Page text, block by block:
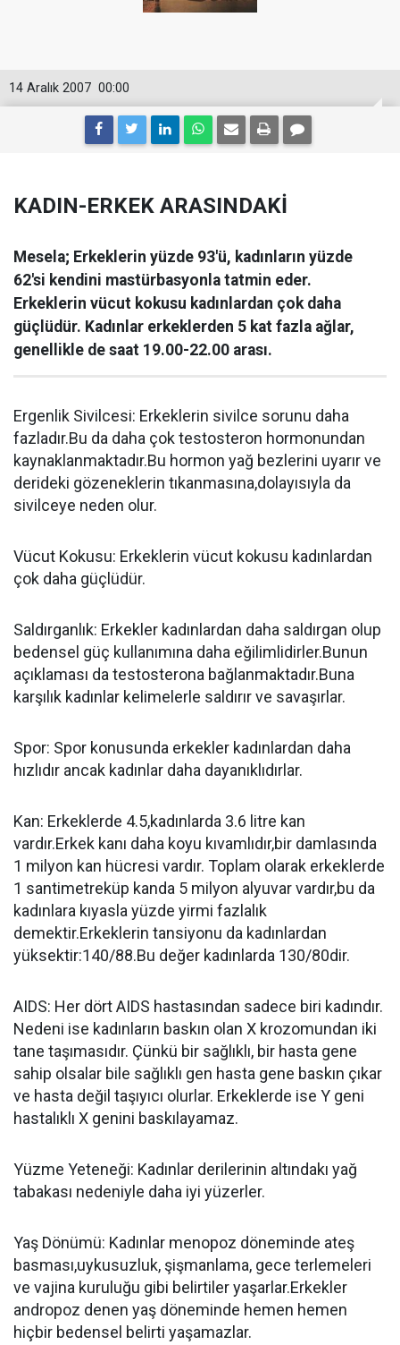
00:00
14 Aralık 2007
KADIN-ERKEK ARASINDAKİ
Mesela; Erkeklerin yüzde 93'ü, kadınların yüzde
62'si kendini mastürbasyonla tatmin eder.
Erkeklerin vücut kokusu kadınlardan çok daha
güçlüdür. Kadınlar erkeklerden 5 kat fazla ağlar,
genellikle de saat 19.00-22.00 arası.
Ergenlik Sivilcesi: Erkeklerin sivilce sorunu daha
fazladır.Bu da daha çok testosteron hormonundan
kaynaklanmaktadır.Bu hormon yağ bezlerini uyarır ve
derideki gözeneklerin tıkanmasına,dolayısıyla da
sivilceye neden olur.
Vücut Kokusu: Erkeklerin vücut kokusu kadınlardan
çok daha güçlüdür.
Saldırganlık: Erkekler kadınlardan daha saldırgan olup
bedensel güç kullanımına daha eğilimlidirler.Bunun
açıklaması da testosterona bağlanmaktadır.Buna
karşılık kadınlar kelimelerle saldırır ve savaşırlar.
Spor: Spor konusunda erkekler kadınlardan daha
hızlıdır ancak kadınlar daha dayanıklıdırlar.
Kan: Erkeklerde 4.5,kadınlarda 3.6 litre kan
vardır.Erkek kanı daha koyu kıvamlıdır,bir damlasında
1 milyon kan hücresi vardır. Toplam olarak erkeklerde
1 santimetreküp kanda 5 milyon alyuvar vardır,bu da
kadınlara kıyasla yüzde yirmi fazlalık
demektir.Erkeklerin tansiyonu da kadınlardan
yüksektir:140/88.Bu değer kadınlarda 130/80dir.
AIDS: Her dört AIDS hastasından sadece biri kadındır.
Nedeni ise kadınların baskın olan X krozomundan iki
tane taşımasıdır. Çünkü bir sağlıklı, bir hasta gene
sahip olsalar bile sağlıklı gen hasta gene baskın çıkar
ve hasta değil taşıyıcı olurlar. Erkeklerde ise Y geni
hastalıklı X genini baskılayamaz.
Yüzme Yeteneği: Kadınlar derilerinin altındakı yağ
tabakası nedeniyle daha iyi yüzerler.
Yaş Dönümü: Kadınlar menopoz döneminde ateş
basması,uykusuzluk, şişmanlama, gece terlemeleri
ve vajina kuruluğu gibi belirtiler yaşarlar.Erkekler
andropoz denen yaş döneminde hemen hemen
hiçbir bedensel belirti yaşamazlar.